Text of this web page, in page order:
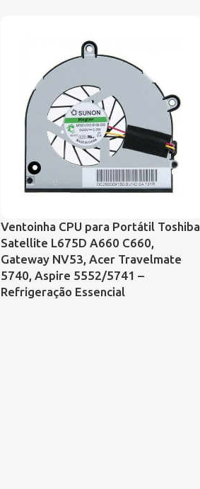
Ventoinha CPU para Portátil Toshiba
Satellite L675D A660 C660,
Gateway NV53, Acer Travelmate
5740, Aspire 5552/5741 –
Refrigeração Essencial